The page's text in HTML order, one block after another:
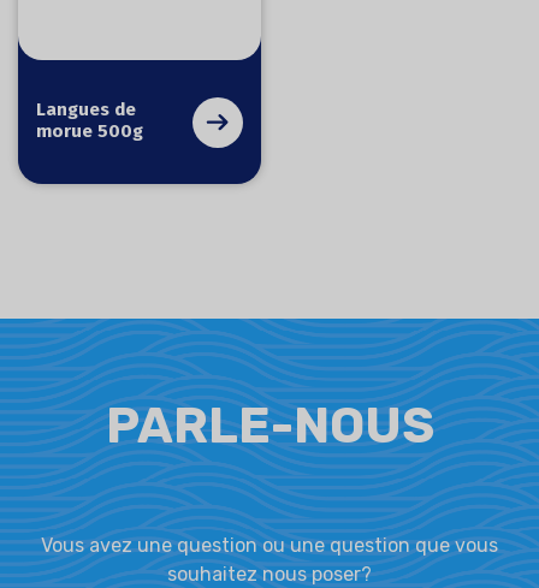
Langues de
morue 500g
PARLE-NOUS
Vous avez une question ou une question que vous
souhaitez nous poser?